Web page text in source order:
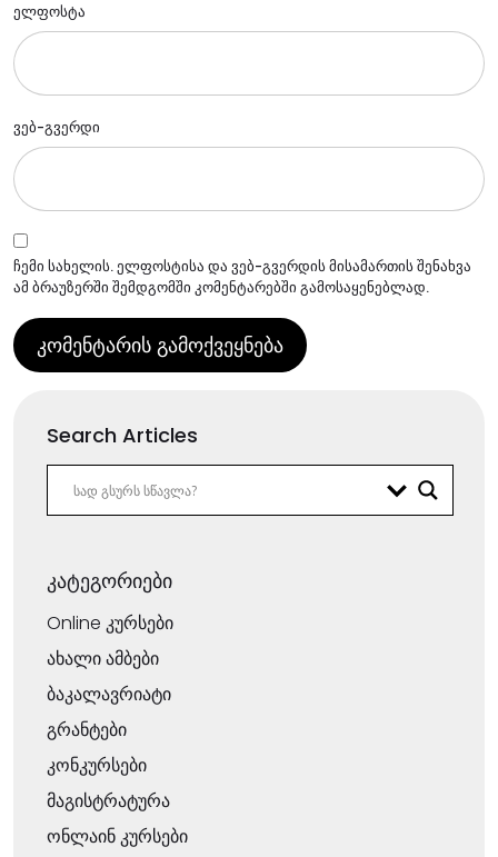
ელფოსტა
ვებ-გვერდი
ჩემი სახელის. ელფოსტისა და ვებ-გვერდის მისამართის შენახვა
ამ ბრაუზერში შემდგომში კომენტარებში გამოსაყენებლად.
Search Articles
კატეგორიები
Online კურსები
ახალი ამბები
ბაკალავრიატი
გრანტები
კონკურსები
მაგისტრატურა
ონლაინ კურსები